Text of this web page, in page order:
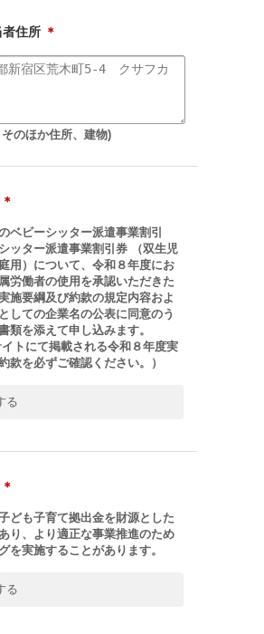
者住所 ＊
のほか住所、建物)
＊
ベビーシッター派遣事業割引
ッター派遣事業割引券 （双生児
用）について、令和８年度にお
労働者の使用を承認いただきた
施要綱及び約款の規定内容およ
しての企業名の公表に同意のう
類を添えて申し込みます。
トにて掲載される令和８年度実
款を必ずご確認ください。）
る
＊
ども子育て拠出金を財源とした
り、より適正な事業推進のため
を実施することがあります。
る